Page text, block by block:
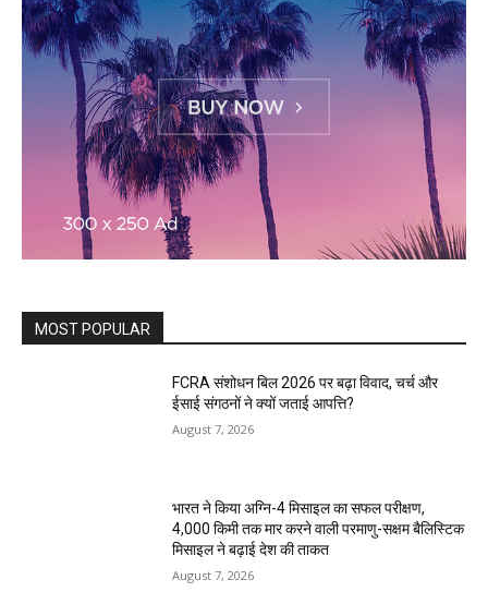
MOST POPULAR
FCRA संशोधन बिल 2026 पर बढ़ा विवाद, चर्च और
ईसाई संगठनों ने क्यों जताई आपत्ति?
August 7, 2026
भारत ने किया अग्नि-4 मिसाइल का सफल परीक्षण,
4,000 किमी तक मार करने वाली परमाणु-सक्षम बैलिस्टिक
मिसाइल ने बढ़ाई देश की ताकत
August 7, 2026